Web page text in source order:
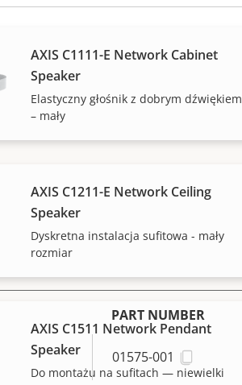
AXIS C1111-E Network Cabinet
Speaker
Elastyczny głośnik z dobrym dźwiękiem
– mały
AXIS C1211-E Network Ceiling
Speaker
Dyskretna instalacja sufitowa - mały
rozmiar
AXIS C1511 Network Pendant
Speaker
Do montażu na sufitach — niewielki
PART NUMBER
01575-001